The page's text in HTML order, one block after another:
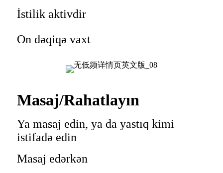
İstilik aktivdir
On dəqiqə vaxt
Masaj/Rahatlayın
Ya masaj edin, ya da yastıq kimi
istifadə edin
Masaj edərkən